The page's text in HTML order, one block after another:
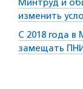
Минтруд и
изменить
С 2018 года
замещать